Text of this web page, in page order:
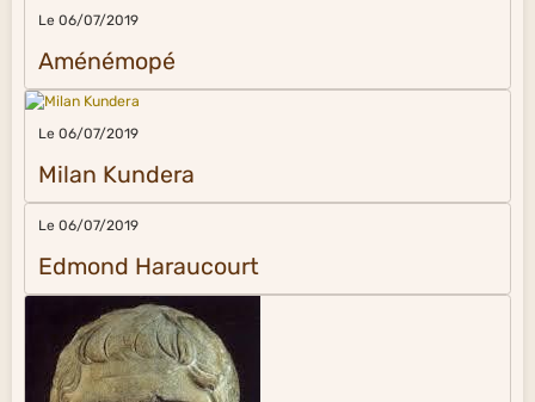
Le 06/07/2019
Aménémopé
Le 06/07/2019
Milan Kundera
Le 06/07/2019
Edmond Haraucourt